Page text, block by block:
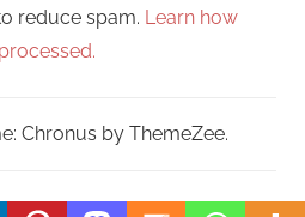
reduce spam. Learn how
Chronus by ThemeZee.